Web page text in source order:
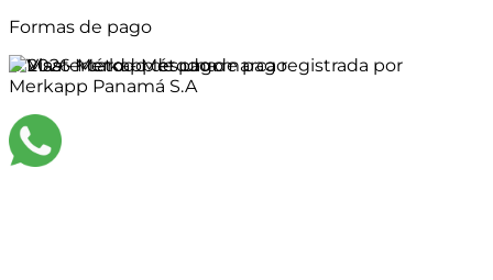
Formas de pago
©2026Merkapp es una marca registrada por
Merkapp Panamá S.A